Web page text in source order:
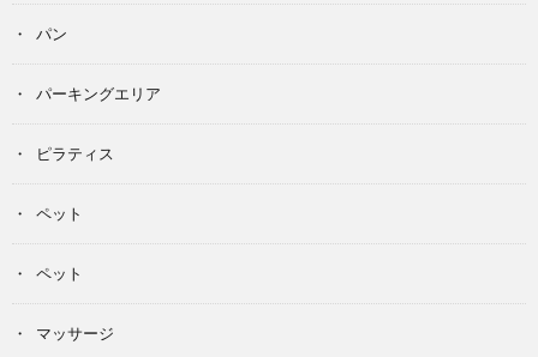
パン
パーキングエリア
ピラティス
ペット
ペット
マッサージ